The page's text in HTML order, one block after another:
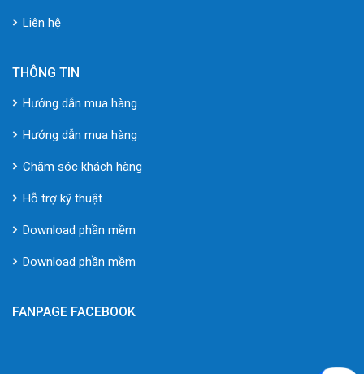
Liên hệ
THÔNG TIN
Hướng dẫn mua hàng
Hướng dẫn mua hàng
Chăm sóc khách hàng
Hỗ trợ kỹ thuật
Download phần mềm
Download phần mềm
FANPAGE FACEBOOK